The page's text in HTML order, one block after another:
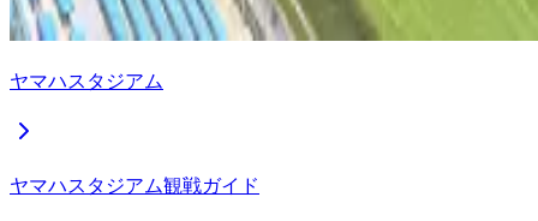
ヤマハスタジアム
ヤマハスタジアム観戦ガイド